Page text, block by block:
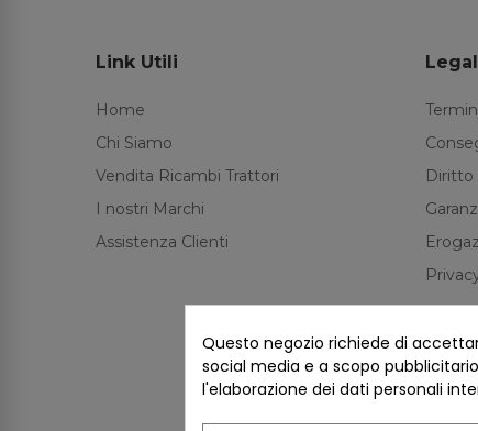
Link Utili
Home
Chi Siamo
Vendita Ricambi Trattori
I nostri Marchi
Assistenza Clienti
Legal
Diritto
Questo negozio richiede di
social media e a scopo
l'elaborazione dei dati personali